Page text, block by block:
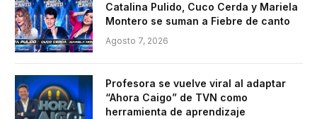
Catalina Pulido, Cuco Cerda y Mariela
Montero se suman a Fiebre de canto
Agosto 7, 2026
Profesora se vuelve viral al adaptar
“Ahora Caigo” de TVN como
herramienta de aprendizaje